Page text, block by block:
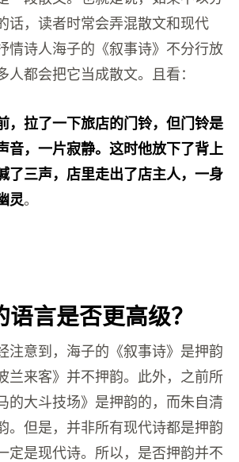
话，读者时常会弄混散文和现代
情诗人海子的《叙事诗》不分行放
人都会把它当成散文。且看：
，拉了一下旅店的门铃，但门铃是
音，一片寂静。这时他放下了背上
了三声，店里走出了店主人，一身
灵。
言是否更高级？
注意到，海子的《叙事诗》是押韵
兰来客》并不押韵。此外，之前所
的大斗技场》是押韵的，而朱自清
。但是，并非所有现代诗都是押韵
定是现代诗。所以，是否押韵并不